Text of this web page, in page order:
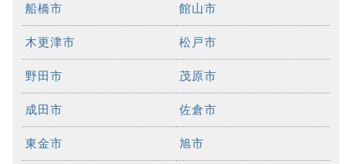
船橋市 館山市
木更津市 松戸市
野田市 茂原市
成田市 佐倉市
東金市 旭市